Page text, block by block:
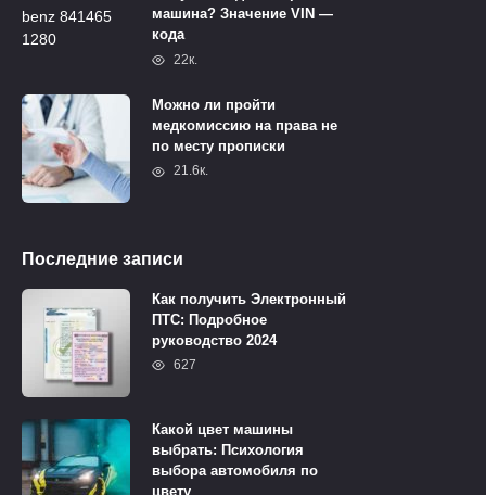
машина? Значение VIN —
кода
22к.
Можно ли пройти
медкомиссию на права не
по месту прописки
21.6к.
Последние записи
Как получить Электронный
ПТС: Подробное
руководство 2024
627
Какой цвет машины
выбрать: Психология
выбора автомобиля по
цвету